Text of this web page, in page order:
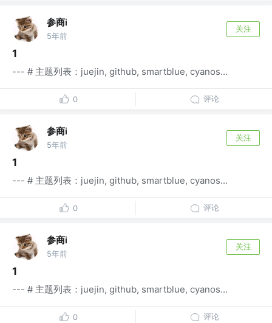
参商i
5年前
关注
1
--- # 主题列表：juejin, github, smartblue, cyanos...
0 评论
参商i
5年前
关注
1
--- # 主题列表：juejin, github, smartblue, cyanos...
0 评论
参商i
5年前
关注
1
--- # 主题列表：juejin, github, smartblue, cyanos...
0 评论